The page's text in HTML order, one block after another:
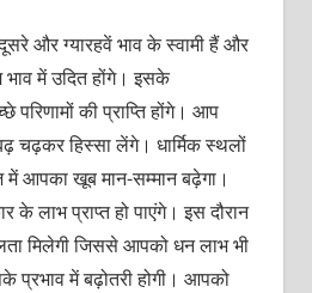
और ग्यारहवें भाव के स्वामी हैं और
में उदित होंगे। इसके
की प्राप्ति होंगे। आप
चढ़कर हिस्सा लेंगे। धार्मिक स्थलों
आपका खूब मान-सम्मान बढ़ेगा।
लाभ प्राप्त हो पाएंगे। इस दौरान
मिलेगी जिससे आपको धन लाभ भी
प्रभाव में बढ़ोतरी होगी। आपको